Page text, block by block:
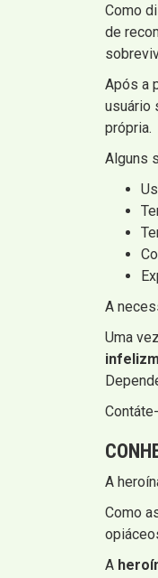
Como
de
Após a
usuário
própria.
Alguns
A
Uma
A
Como
A